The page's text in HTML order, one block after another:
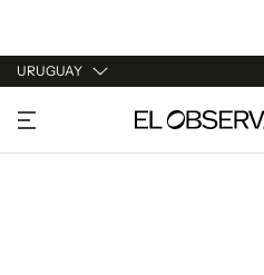
URUGUAY
URUGUAY
ARGENTINA